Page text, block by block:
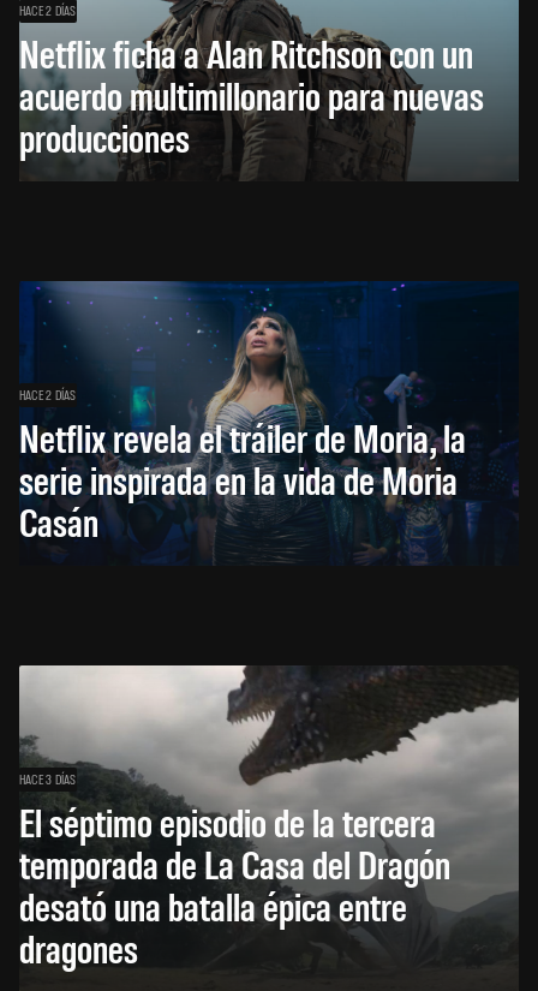
HACE 2 DÍAS
Netflix ficha a Alan Ritchson con un
acuerdo multimillonario para nuevas
producciones
HACE 2 DÍAS
Netflix revela el tráiler de Moria, la
serie inspirada en la vida de Moria
Casán
HACE 3 DÍAS
El séptimo episodio de la tercera
temporada de La Casa del Dragón
desató una batalla épica entre
dragones